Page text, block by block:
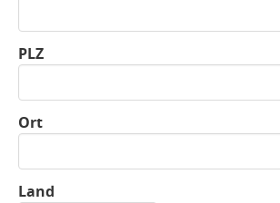
PLZ
Ort
Land